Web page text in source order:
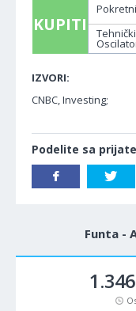
KUPITI
IZVORI:
CNBC, Investing;
Podelite sa
Funta -